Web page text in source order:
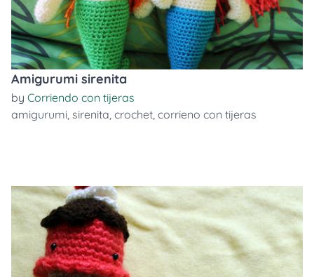
Amigurumi sirenita
by Corriendo con tijeras
amigurumi, sirenita, crochet, corrieno con tijeras